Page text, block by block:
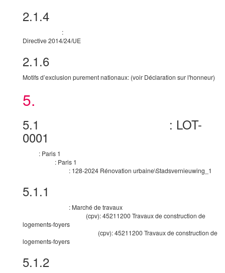
2.1.4
:
Directive 2014/24/UE
2.1.6
Motifs d’exclusion purement nationaux: (voir Déclaration sur l'honneur)
5.
5.1 : LOT-
0001
: Paris 1
: Paris 1
: 128-2024 Rénovation urbaine\Stadsvernieuwing_1
5.1.1
: Marché de travaux
(cpv):45211200Travaux de construction de
logements-foyers
(cpv):45211200Travaux de construction de
logements-foyers
5.1.2